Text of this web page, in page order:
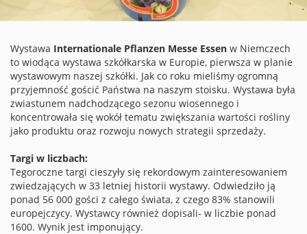
Wystawa Internationale Pflanzen Messe Essen w Niemczech
to wiodąca wystawa szkółkarska w Europie, pierwsza w planie
wystawowym naszej szkółki. Jak co roku mieliśmy ogromną
przyjemność gościć Państwa na naszym stoisku. Wystawa była
zwiastunem nadchodzącego sezonu wiosennego i
koncentrowała się wokół tematu zwiększania wartości rośliny
jako produktu oraz rozwoju nowych strategii sprzedaży.
Targi w liczbach:
Tegoroczne targi cieszyły się rekordowym zainteresowaniem
zwiedzających w 33 letniej historii wystawy. Odwiedziło ją
ponad 56 000 gości z całego świata, z czego 83% stanowili
europejczycy. Wystawcy również dopisali- w liczbie ponad
1600. Wynik jest imponujący.